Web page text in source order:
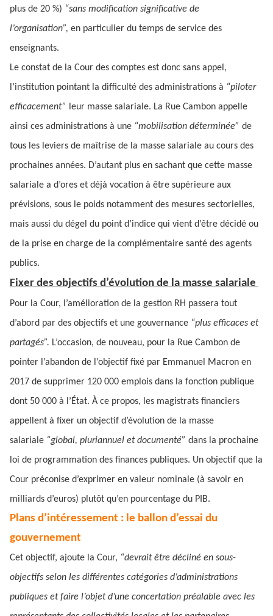
plus de 20 %) “sans modification significative de
l’organisation”, en particulier du temps de service des
enseignants.
Le constat de la Cour des comptes est donc sans appel,
l’institution pointant la difficulté des administrations à “piloter
efficacement”
leur masse salariale. La Rue Cambon appelle
ainsi ces administrations à une “mobilisation déterminée” de
tous les leviers de maîtrise de la masse salariale au cours des
prochaines années. D’autant plus en sachant que cette masse
salariale a d’ores et déjà vocation à être supérieure aux
prévisions, sous le poids notamment des mesures sectorielles,
mais aussi du dégel du point d’indice qui vient d’être décidé ou
de la prise en charge de la complémentaire santé des agents
publics.
Fixer des objectifs d’évolution de la masse salariale
Pour la Cour, l’amélioration de la gestion RH passera tout
d’abord par des objectifs et une gouvernance “plus efficaces et
partagés”. L’occasion, de nouveau, pour la Rue Cambon de
pointer l’abandon de l’objectif fixé par Emmanuel Macron en
2017 de supprimer 120 000 emplois dans la fonction publique
dont 50 000 à l’État. À ce propos, les magistrats financiers
appellent à fixer un objectif d’évolution de la masse
salariale “global, pluriannuel et documenté” dans la prochaine
loi de programmation des finances publiques. Un objectif que la
Cour préconise d’exprimer en valeur nominale (à savoir en
milliards d’euros) plutôt qu’en pourcentage du PIB.
Plans d’intéressement : le ballon d’essai du
gouvernement
Cet objectif, ajoute la Cour, “devrait être décliné en sous-
objectifs selon les différentes catégories d’administrations
publiques et faire l’objet d’une concertation préalable avec les